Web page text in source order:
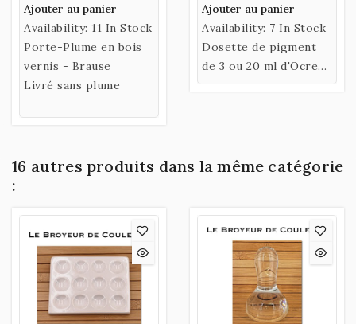
Ajouter au panier
Availability: 11 In Stock
Porte-Plume en bois
vernis - Brause
Livré sans plume
Ajouter au panier
Availability: 7 In Stock
Dosette de pigment
de 3 ou 20 ml d'Ocre
Clair 2 "Chair".
16 autres produits dans la même catégorie
: